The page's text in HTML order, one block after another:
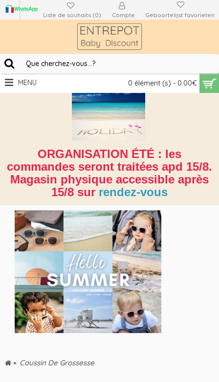
Liste de souhaits (0) Compte Geboortelijst favorieten
0 élément (s) - 0.00€
MENU
ORGANISATION ÉTÉ : les
commandes seront traitées apd 15/8.
Magasin physique accessible après
15/8 sur rendez-vous
Coussin De Grossesse